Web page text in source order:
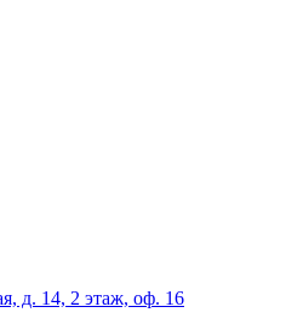
д. 14, 2 этаж, оф. 16